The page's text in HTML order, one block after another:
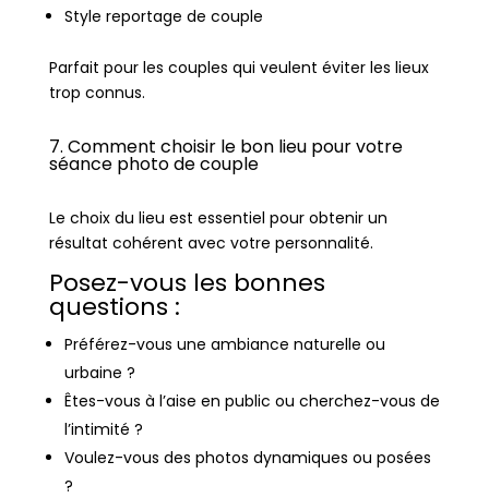
Style reportage de couple
Parfait pour les couples qui veulent éviter les lieux
trop connus.
7. Comment choisir le bon lieu pour votre
séance photo de couple
Le choix du lieu est essentiel pour obtenir un
résultat cohérent avec votre personnalité.
Posez-vous les bonnes
questions :
Préférez-vous une ambiance naturelle ou
urbaine ?
Êtes-vous à l’aise en public ou cherchez-vous de
l’intimité ?
Voulez-vous des photos dynamiques ou posées
?